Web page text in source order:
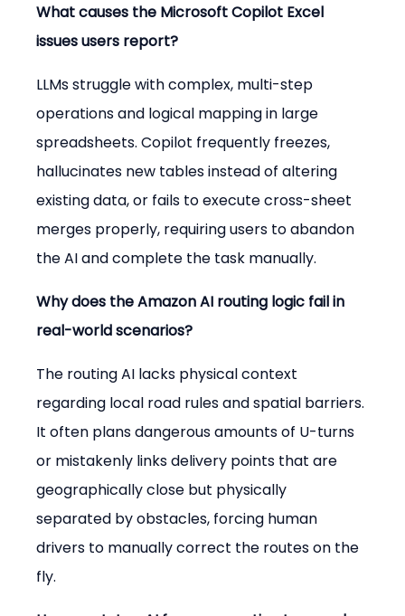
What causes the Microsoft Copilot Excel
issues users report?
LLMs struggle with complex, multi-step
operations and logical mapping in large
spreadsheets. Copilot frequently freezes,
hallucinates new tables instead of altering
existing data, or fails to execute cross-sheet
merges properly, requiring users to abandon
the AI and complete the task manually.
Why does the Amazon AI routing logic fail in
real-world scenarios?
The routing AI lacks physical context
regarding local road rules and spatial barriers.
It often plans dangerous amounts of U-turns
or mistakenly links delivery points that are
geographically close but physically
separated by obstacles, forcing human
drivers to manually correct the routes on the
fly.